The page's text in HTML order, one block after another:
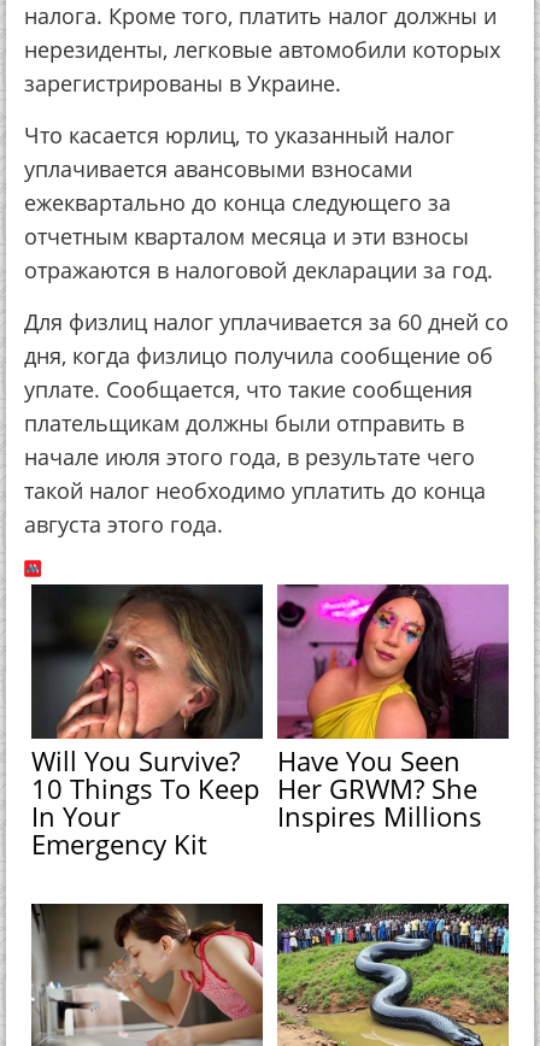
налога. Кроме того, платить налог должны и
нерезиденты, легковые автомобили которых
зарегистрированы в Украине.
Что касается юрлиц, то указанный налог
уплачивается авансовыми взносами
ежеквартально до конца следующего за
отчетным кварталом месяца и эти взносы
отражаются в налоговой декларации за год.
Для физлиц налог уплачивается за 60 дней со
дня, когда физлицо получила сообщение об
уплате. Сообщается, что такие сообщения
плательщикам должны были отправить в
начале июля этого года, в результате чего
такой налог необходимо уплатить до конца
августа этого года.
Will You Survive?
10 Things To Keep
In Your
Emergency Kit
Have You Seen
Her GRWM? She
Inspires Millions